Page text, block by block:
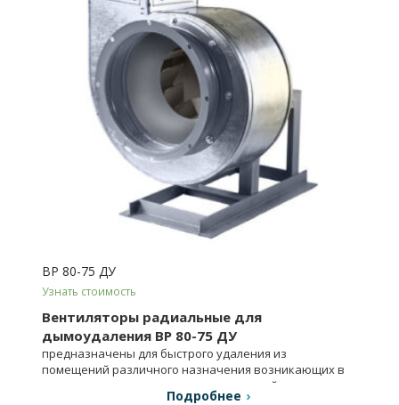
ВР 80-75 ДУ
Узнать стоимость
Вентиляторы радиальные для
дымоудаления ВР 80-75 ДУ
предназначены для быстрого удаления из
помещений различного назначения возникающих в
процессе пожара газовоздушных смесей.
Подробнее